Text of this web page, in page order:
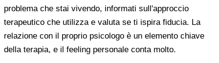
problema che stai vivendo, informati sull'approccio
terapeutico che utilizza e valuta se ti ispira fiducia. La
relazione con il proprio psicologo è un elemento chiave
della terapia, e il feeling personale conta molto.